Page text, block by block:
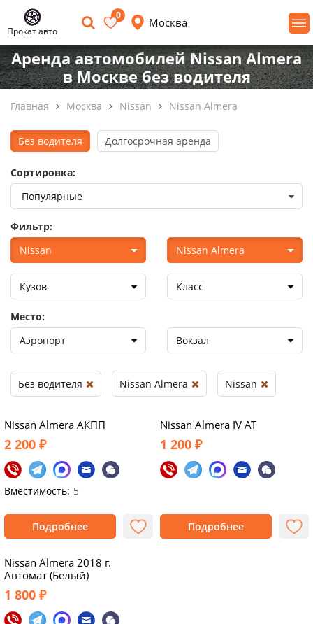
Прокат авто
0
Москва
Аренда автомобилей Nissan Almera
в Москве без водителя
Главная Москва Nissan Nissan Almera
Nissan Almera АКПП
2 200 ₽
Вместимость: 5
Подробнее
Nissan Almera IV AT
1 200 ₽
Подробнее
Nissan Almera 2018 г.
Автомат (Белый)
1 800 ₽
Без водителя Долгосрочная аренда
Сортировка:
Фильтр:
Nissan
Nissan Almera
Кузов Класс
Место:
Аэропорт
Вокзал
Без водителя Nissan Almera Nissan